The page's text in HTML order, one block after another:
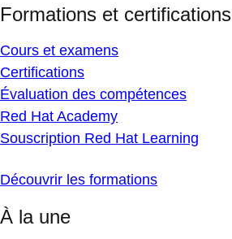
Formations et certifications
Cours et examens
Certifications
Évaluation des compétences
Red Hat Academy
Souscription Red Hat Learning
Découvrir les formations
À la une